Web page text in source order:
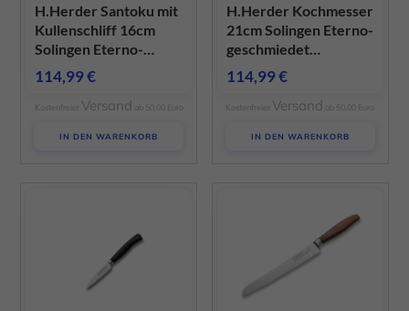
H.Herder Santoku mit
Kullenschliff 16cm
Solingen Eterno-
geschmiedet
sortiertes Olivenholz
114,99€
Kostenfreier Versand ab 50,00 Euro
IN DEN WARENKORB
H.Herder Kochmesser
21cm Solingen Eterno-
geschmiedet
sortiertes Olivenholz
114,99€
Kostenfreier Versand ab 50,00 Euro
IN DEN WARENKORB